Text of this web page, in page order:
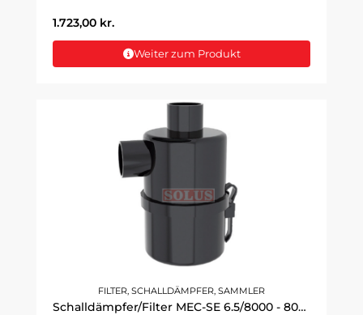
1.723,00 kr.
Weiter zum Produkt
FILTER, SCHALLDÄMPFER, SAMMLER
Schalldämpfer/Filter MEC-SE 6.5/8000 - 8000l/min